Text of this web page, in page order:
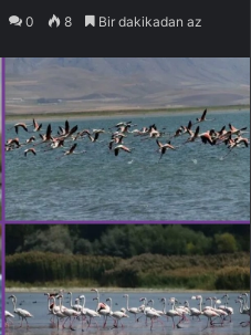
0 8 Bir dakikadan az